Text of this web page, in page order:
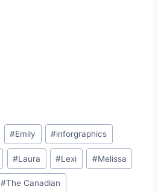
#Emily #inforgraphics
#Laura #Lexi #Melissa
#The Canadian